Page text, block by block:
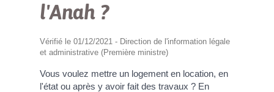
l'Anah ?
Vérifié le 01/12/2021 - Direction de l'information légale
et administrative (Première ministre)
Vous voulez mettre un logement en location, en
l'état ou après y avoir fait des travaux ? En